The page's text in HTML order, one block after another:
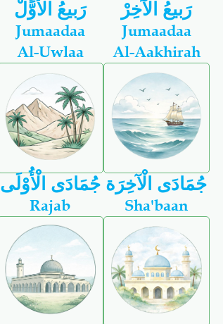
رَبيعُ الْأَوًّلْ رَبيعُ الآخِرْ
Jumaadaa
Al-Uwlaa
جُمَادَى الْأُوْلَى
Jumaadaa
Al-Aakhirah
جُمَادَى الْآخِرَة
Rajab Sha'baan